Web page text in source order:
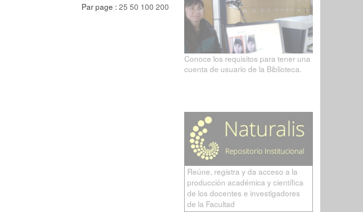
Par page : 25 50 100 200
Conoce los requisitos para tener una
cuenta de usuario de la Biblioteca.
Reúne, registra y da acceso a la
producción académica y científica
de los docentes e investigadores
de la Facultad